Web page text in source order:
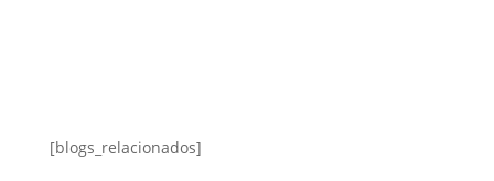
[blogs_relacionados]